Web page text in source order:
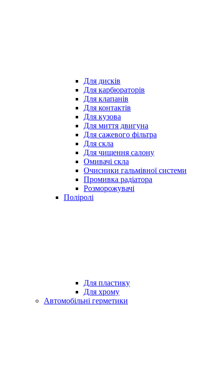
Для дисків
Для карбюраторів
Для клапанів
Для контактів
Для кузова
Для миття двигуна
Для сажевого фільтра
Для скла
Для чищення салону
Омивачі скла
Очисники гальмівної системи
Промивка радіатора
Розморожувачі
Поліролі
Для пластику
Для хрому
Автомобільні герметики